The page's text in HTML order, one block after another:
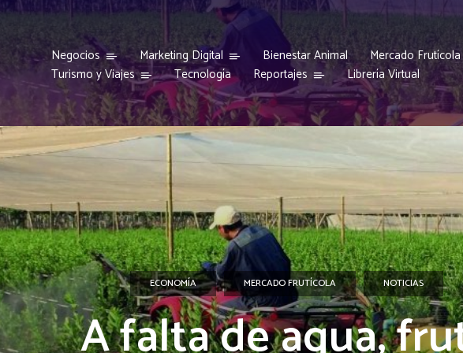
Negocios Marketing Digital Bienestar Animal
Mercado Frutícola
Turismo y Viajes
Tecnología Reportajes Librería Virtual
ECONOMÍA MERCADO FRUTÍCOLA NOTICIAS
A falta de agua,